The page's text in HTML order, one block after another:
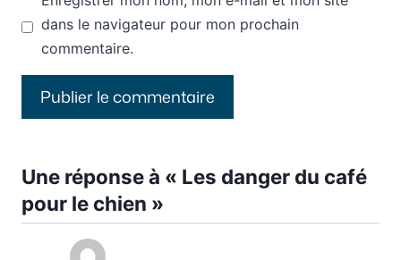
dans le navigateur pour mon prochain
commentaire.
Une réponse à « Les danger du café
pour le chien »